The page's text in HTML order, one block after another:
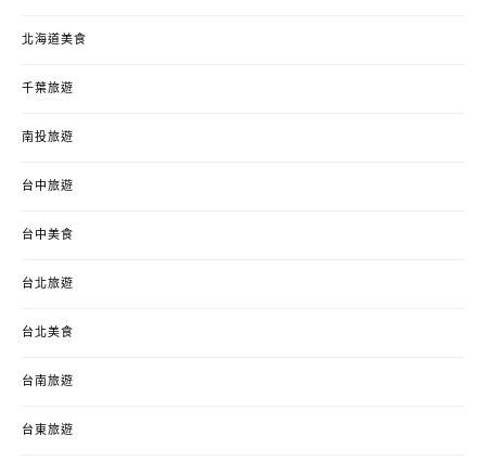
北海道美食
千葉旅遊
南投旅遊
台中旅遊
台中美食
台北旅遊
台北美食
台南旅遊
台東旅遊